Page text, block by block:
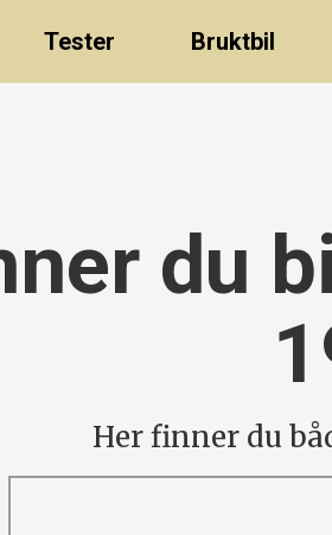
Tester Bruktbil
du
Her finner du